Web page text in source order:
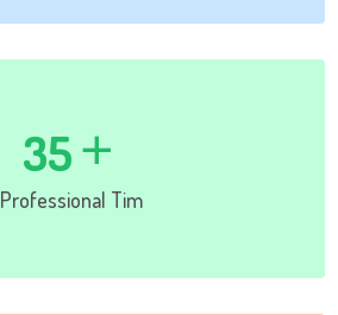
35
Professional Tim